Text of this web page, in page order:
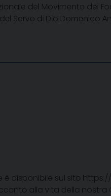
del Movimento dei
Servo di Dio Domenico
è disponibile sul sito
alla vita della